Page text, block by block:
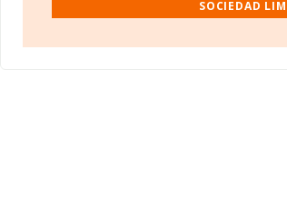
información de la provincia (hablamos de
Como información adicional de interés, la
SOCIEDAD